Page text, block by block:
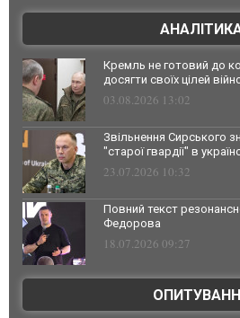
Кремль не готовий до
досягти своїх цілей
03.08.2026 13:02
Звільнення Сирського
"старої гвардії" в
23.07.2026 10:32
Повний текст
Федорова
18.07.2026 09:27